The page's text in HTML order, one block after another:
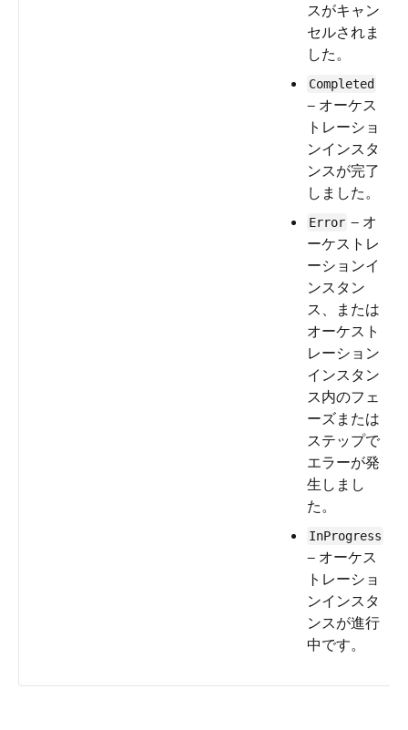
スがキャン
セルされま
した。
Completed
— オーケス
トレーショ
ンインスタ
ンスが完了
しました。
Error — オ
ーケストレ
ーションイ
ンスタン
ス、または
オーケスト
レーション
インスタン
ス内のフェ
ーズまたは
ステップで
エラーが発
生しまし
た。
InProgress
— オーケス
トレーショ
ンインスタ
ンスが進行
中です。